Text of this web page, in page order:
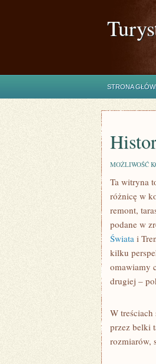
STRONA
MOŻLIWOŚĆ
Ta witryna
różnicę w
remont,
podane w
Świata i
kilku
omawiamy
drugiej –
W
przez belki
rozmiarów,